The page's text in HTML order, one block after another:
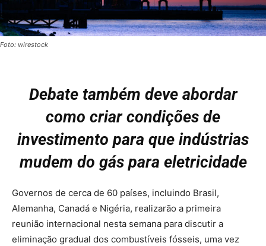
Foto: wirestock
Debate também deve abordar
como criar condições de
investimento para que indústrias
mudem do gás para eletricidade
Governos de cerca de 60 países, incluindo Brasil,
Alemanha, Canadá e Nigéria, realizarão a primeira
reunião internacional nesta semana para discutir a
eliminação gradual dos combustíveis fósseis, uma vez